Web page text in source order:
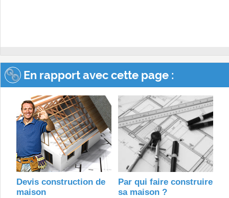
En rapport avec cette page :
Devis construction de
maison
Par qui faire construire
sa maison ?